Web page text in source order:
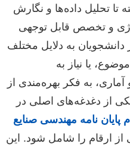
تحلیل داده‌ها و نگارش
و تخصص قابل توجهی
به دلایل مختلف
یا نیاز به
به فکر بهره‌مندی از
از دغدغه‌های اصلی در
نامه مهندسی صنایع
را شامل شود. این